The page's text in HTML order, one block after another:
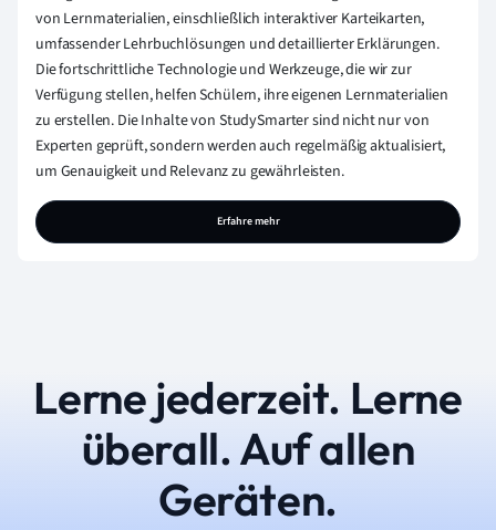
von Lernmaterialien, einschließlich interaktiver Karteikarten,
umfassender Lehrbuchlösungen und detaillierter Erklärungen.
Die fortschrittliche Technologie und Werkzeuge, die wir zur
Verfügung stellen, helfen Schülern, ihre eigenen Lernmaterialien
zu erstellen. Die Inhalte von StudySmarter sind nicht nur von
Experten geprüft, sondern werden auch regelmäßig aktualisiert,
um Genauigkeit und Relevanz zu gewährleisten.
Erfahre mehr
Lerne jederzeit. Lerne
überall. Auf allen
Geräten.